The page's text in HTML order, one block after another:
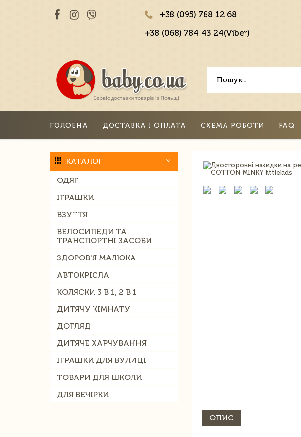
+38 (095) 788 12 68
+38 (068) 784 43 24(Viber)
ГОЛОВНА ДОСТАВКА І ОПЛАТА СХЕМА РОБОТИ FAQ
КАТАЛОГ
ОДЯГ
ІГРАШКИ
ВЗУТТЯ
ВЕЛОСИПЕДИ ТА
ТРАНСПОРТНІ ЗАСОБИ
ЗДОРОВ'Я МАЛЮКА
АВТОКРІСЛА
КОЛЯСКИ 3 В 1, 2 В 1
ДИТЯЧУ КІМНАТУ
ДОГЛЯД
ДИТЯЧЕ ХАРЧУВАННЯ
ІГРАШКИ ДЛЯ ВУЛИЦІ
ТОВАРИ ДЛЯ ШКОЛИ
ДЛЯ ВЕЧІРКИ
ОПИС